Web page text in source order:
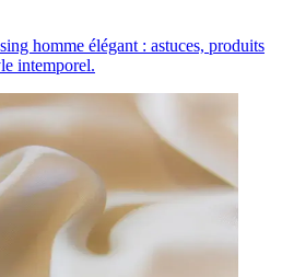
homme élégant : astuces, produits
intemporel.